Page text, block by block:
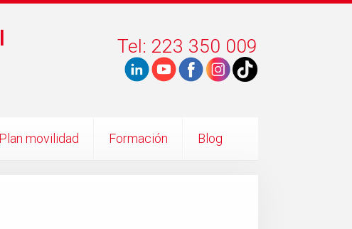
Tel: 223 350 009
Plan movilidad Formación Blog